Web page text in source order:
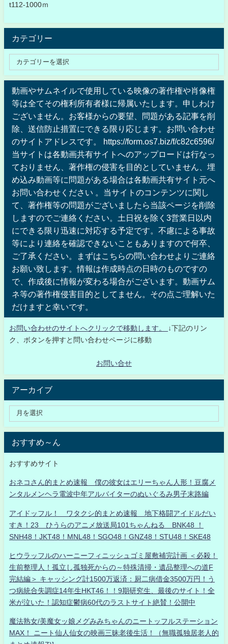
t112-1000ｍ
カテゴリー
動画やサムネイルで使用している映像の著作権や肖像権
等は全てその権利所有者様に帰属いたします。申しわけ
ございません。お客様からの要望、問題がある記事を削
除、送信防止措置にできる限り応じます。お問い合わせ
のサイトアドレスです。 https://form.os7.biz/f/c82c6596/
当サイトは各動画共有サイトへのアップロードは行なっ
ておりません、著作権の侵害を目的としていません、埋
め込み動画等に問題がある場合は各動画共有サイト元へ
お問い合わせください 。当サイトのコンテンツに関し
て、著作権等の問題がございましたら当該ページを削除
しますのでご連絡ください。土日祝を除く3営業日以内
にできる限り迅速に対応する予定です。不慮による事故
等により連絡を確認できないこともありますので何卒、
ご了承ください。まずはこちらの問い合わせよりご連絡
お願い致します。情報は作成時点の日時のものですの
で、作成後に情報が変わる場合がございます。動画サム
ネ等の著作権侵害目的としてません。その点ご理解いた
だけますと幸いです。
お問い合わせのサイトへクリックで移動します。
↓下記のリン
ク、ボタンを押すと問い合わせページに移動
お問い合せ
アーカイブ
おすすめ～ん
おすすめサイト
おネコさん的まとめ速報 僕の彼女はエリーちゃん人形！豆腐メ
ンタルメンヘラ電波中年アルバイターのぬいぐるみ男子末路編
アイドッフル！ ワタクシ的まとめ速報 地下格闘アイドルだい
すき！23 ひうらのアニメ放送局101ちゃんねる BNK48 ！
SNH48！JKT48！MNL48！SGO48！GNZ48！STU48！SKE48
ヒウラッフルのハーニーフィニッシュゴミ屋敷補完計画 ＜必殺！
生前整理人！孤立し孤独死からの～特殊清掃・遺品整理への道F
完結編＞ キャッシング計1500万返済：厨二病借金3500万円！う
つ病統合失調症14年生HKT46！！9期研究生、最後のサイト！全
米が泣いた！認知症鬱病60代のラストサイト絶賛！公開中
魔法熟女/美魔女ッ娘メグみみちゃんのニートッフルステーション
MAX！ ニート仙人仙女の映画三昧老後生活！（無職孤独居老人的